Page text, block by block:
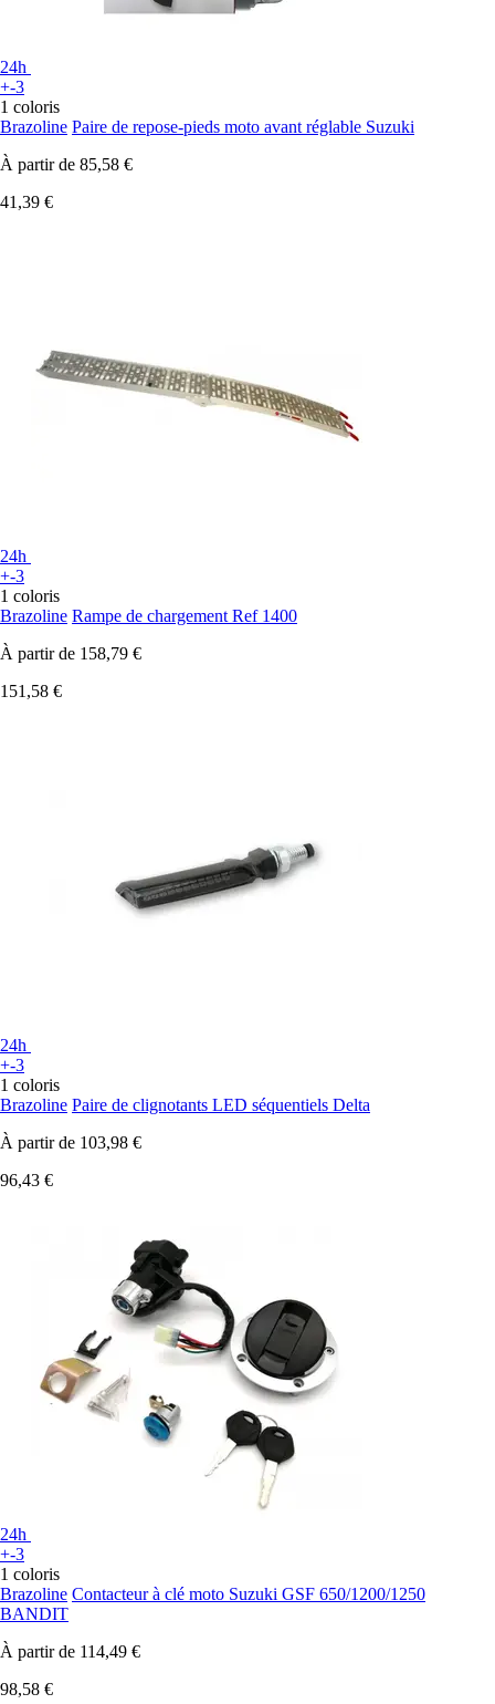
24h
+-3
1 coloris
Brazoline Paire de repose-pieds moto avant réglable Suzuki
À partir de 85,58 €
41,39 €
24h
+-3
1 coloris
Brazoline Rampe de chargement Ref 1400
À partir de 158,79 €
151,58 €
24h
+-3
1 coloris
Brazoline Paire de clignotants LED séquentiels Delta
À partir de 103,98 €
96,43 €
24h
+-3
1 coloris
Brazoline Contacteur à clé moto Suzuki GSF 650/1200/1250
BANDIT
À partir de 114,49 €
98,58 €